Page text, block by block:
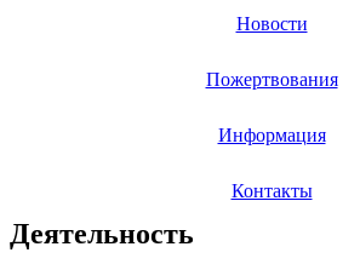
Новости
Пожертвования
Информация
Контакты
Деятельность